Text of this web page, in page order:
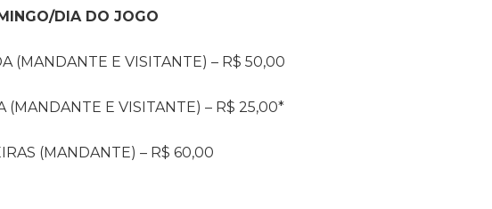
DIA DO JOGO
(MANDANTE E VISITANTE) – R$ 50,00
(MANDANTE E VISITANTE) – R$ 25,00*
(MANDANTE) – R$ 60,00